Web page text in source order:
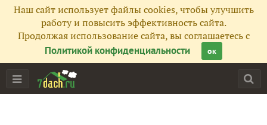
Наш сайт использует файлы cookies, чтобы улучшить
работу и повысить эффективность сайта.
Продолжая использование сайта, вы соглашаетесь с
Политикой конфиденциальности
ок